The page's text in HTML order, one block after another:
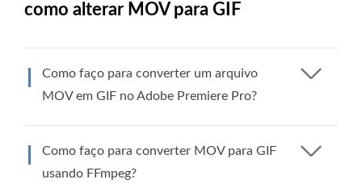
como alterar MOV para GIF
Como faço para converter um arquivo
MOV em GIF no Adobe Premiere Pro?
Como faço para converter MOV para GIF
usando FFmpeg?